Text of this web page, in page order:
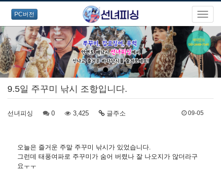
PC버전
9.5일 주꾸미 낚시 조항입니다.
선녀피싱 0 3,425 글주소 09-05
오늘은 즐거운 주말 주꾸미 낚시가 있었습니다.
그런데 태풍여파로 주꾸미가 숨어 버렸나 잘 나오지가 않더라구
요ㅜㅜ